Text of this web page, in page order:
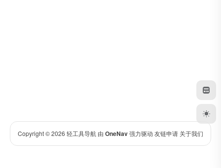
Copyright © 2026 轻工具导航 由 OneNav强力驱动 友链申请 关于我们